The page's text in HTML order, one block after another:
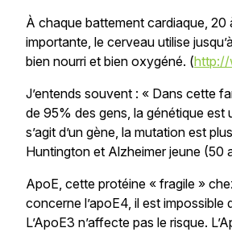
À chaque battement cardiaque,
importante, le cerveau utilise
bien nourri et bien oxygéné. (http://
J’entends souvent : « Dans cette
de 95% des gens, la génétique est
s’agit d’un gène, la mutation est
Huntington et Alzheimer jeune (50
ApoE, cette protéine « fragile »
concerne l’apoE4, il est
L’ApoE3 n’affecte pas le risque.